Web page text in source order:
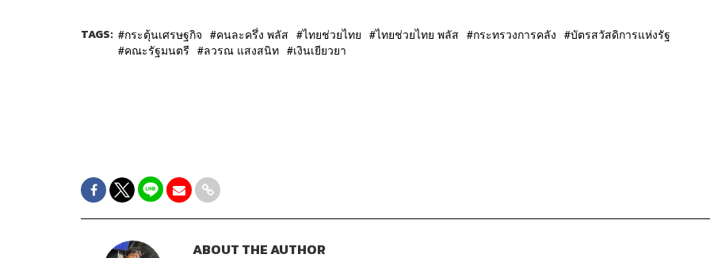
TAGS: กระตุ้นเศรษฐกิจ คนละครึ่ง พลัส ไทยช่วยไทย ไทยช่วยไทย พลัส กระทรวงการคลัง
บัตรสวัสดิการแห่งรัฐ
คณะรัฐมนตรี
ลวรณ แสงสนิท เงินเยียวยา
ABOUT THE AUTHOR